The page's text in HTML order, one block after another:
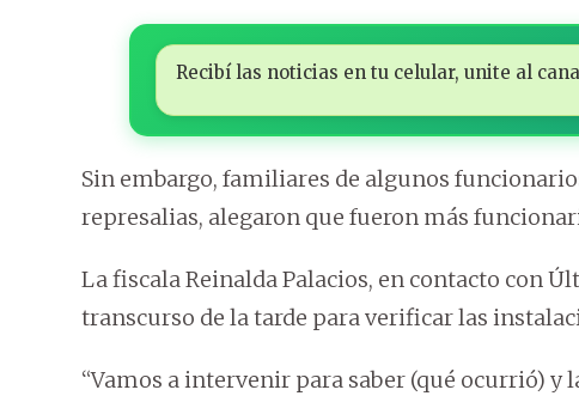
Recibí las noticias en tu celular, unite al
Sin embargo, familiares de algunos
represalias, alegaron que fueron más
La fiscala Reinalda Palacios, en contacto con
transcurso de la tarde para verificar las
“Vamos a intervenir para saber (qué ocurrió) y